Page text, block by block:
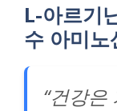
L-아르기
수 아미노
“건강은